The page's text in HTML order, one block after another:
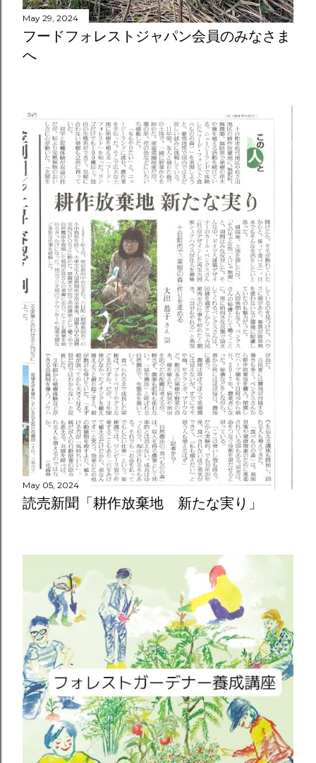
May 29, 2024
フードフォレストジャパン会員のみなさま
へ
May 05, 2024
読売新聞「耕作放棄地 新たな実り」